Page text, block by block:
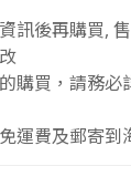
訊後再購買,
購買，請務必
運費及郵寄到